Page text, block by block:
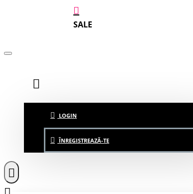
SALE
LOGIN
ÎNREGISTREAZĂ-TE